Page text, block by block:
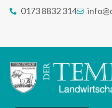
0173 8832 314